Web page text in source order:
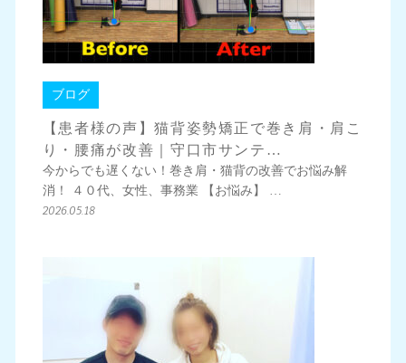
ブログ
【患者様の声】猫背姿勢矯正で巻き肩・肩こ
り・腰痛が改善｜守口市サンテ…
今からでも遅くない！巻き肩・猫背の改善でお悩み解
消！ ４０代、女性、事務業 【お悩み】 …
2026.05.18